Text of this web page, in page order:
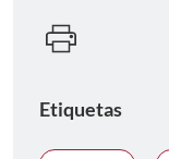
Etiquetas